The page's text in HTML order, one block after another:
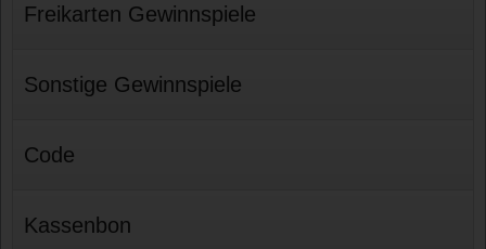
Freikarten Gewinnspiele
Sonstige Gewinnspiele
Code
Kassenbon